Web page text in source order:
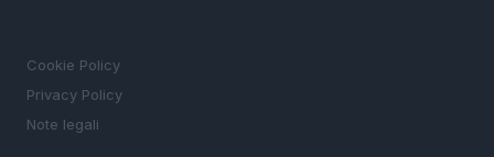
Cookie Policy
Privacy Policy
Note legali